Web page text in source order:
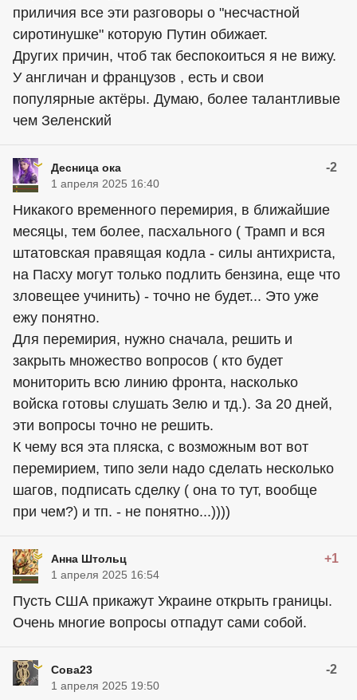
приличия все эти разговоры о "несчастной
сиротинушке" которую Путин обижает.
Других причин, чтоб так беспокоиться я не вижу.
У англичан и французов , есть и свои
популярные актёры. Думаю, более талантливые
чем Зеленский
Десница ока -2
1 апреля 2025 16:40
Никакого временного перемирия, в ближайшие
месяцы, тем более, пасхального ( Трамп и вся
штатовская правящая кодла - силы антихриста,
на Пасху могут только подлить бензина, еще что
зловещее учинить) - точно не будет... Это уже
ежу понятно.
Для перемирия, нужно сначала, решить и
закрыть множество вопросов ( кто будет
мониторить всю линию фронта, насколько
войска готовы слушать Зелю и тд.). За 20 дней,
эти вопросы точно не решить.
К чему вся эта пляска, с возможным вот вот
перемирием, типо зели надо сделать несколько
шагов, подписать сделку ( она то тут, вообще
при чем?) и тп. - не понятно...))))
Анна Штольц +1
1 апреля 2025 16:54
Пусть США прикажут Украине открыть границы.
Очень многие вопросы отпадут сами собой.
Сова23 -2
1 апреля 2025 19:50